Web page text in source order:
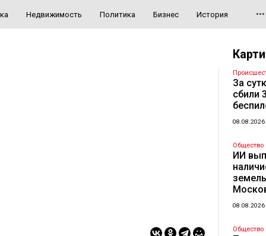
Недвижимость Политика Бизнес История •••
За
сбили
08.08.2026
Общество
ИИ
08.08.2026
Общество